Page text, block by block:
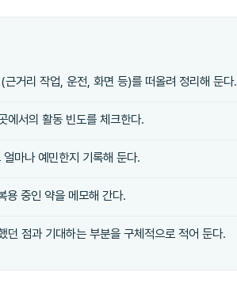
거리 작업, 운전, 화면 등)를 떠올려 정리해 둔다.
에서의 활동 빈도를 체크한다.
마나 예민한지 기록해 둔다.
용 중인 약을 메모해 간다.
던 점과 기대하는 부분을 구체적으로 적어 둔다.